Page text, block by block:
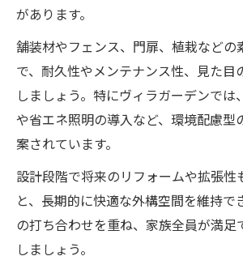
があります。
舗装材やフェンス、門扉、植栽などの
で、耐久性やメンテナンス性、見た目
しましょう。特にヴィラガーデンでは
や省エネ照明の導入など、環境配慮型
案されています。
設計段階で将来のリフォームや拡張性
と、長期的に快適な外構空間を維持で
の打ち合わせを重ね、家族全員が満足
しましょう。